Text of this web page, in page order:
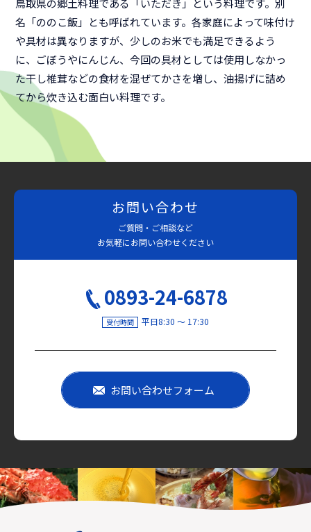
鳥取県の郷土料理である「いただき」という料理です。別
名「ののこ飯」とも呼ばれています。各家庭によって味付け
や具材は異なりますが、少しのお米でも満足できるよう
に、ごぼうやにんじん、今回の具材としては使用しなかっ
た干し椎茸などの食材を混ぜてかさを増し、油揚げに詰め
てから炊き込む面白い料理です。
お問い合わせ
ご質問・ご相談など
お気軽にお問い合わせください
0893-24-6878
受付時間 平日8:30 〜 17:30
お問い合わせフォーム